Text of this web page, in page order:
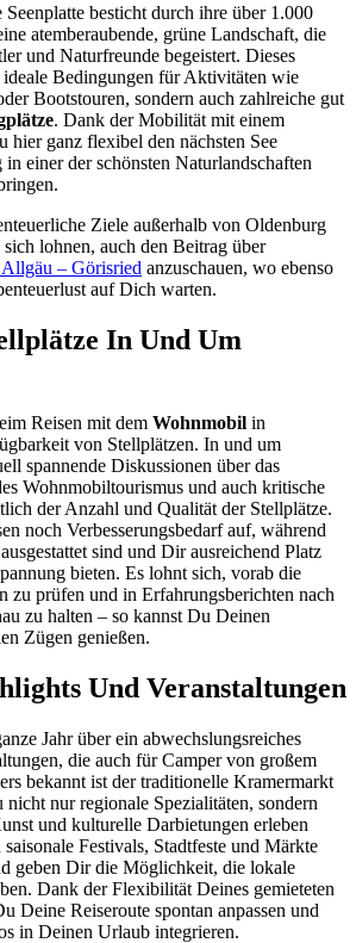
besticht durch ihre über 1.000
atemberaubende, grüne Landschaft, die
und Naturfreunde begeistert. Dieses
Bedingungen für Aktivitäten wie
Bootstouren, sondern auch zahlreiche gut
. Dank der Mobilität mit einem
hier ganz flexibel den nächsten See
in einer der schönsten Naturlandschaften
Ziele außerhalb von Oldenburg
sich lohnen, auch den Beitrag über
– Görisried anzuschauen, wo ebenso
auf Dich warten.
In Und Um
Reisen mit dem Wohnmobil in
von Stellplätzen. In und um
spannende Diskussionen über das
Wohnmobiltourismus und auch kritische
der Anzahl und Qualität der Stellplätze.
noch Verbesserungsbedarf auf, während
sind und Dir ausreichend Platz
bieten. Es lohnt sich, vorab die
zu prüfen und in Erfahrungsberichten nach
zu halten – so kannst Du Deinen
Zügen genießen.
Und Veranstaltungen
Jahr über ein abwechslungsreiches
die auch für Camper von großem
bekannt ist der traditionelle Kramermarkt
nur regionale Spezialitäten, sondern
und kulturelle Darbietungen erleben
Festivals, Stadtfeste und Märkte
geben Dir die Möglichkeit, die lokale
Dank der Flexibilität Deines gemieteten
Deine Reiseroute spontan anpassen und
in Deinen Urlaub integrieren.